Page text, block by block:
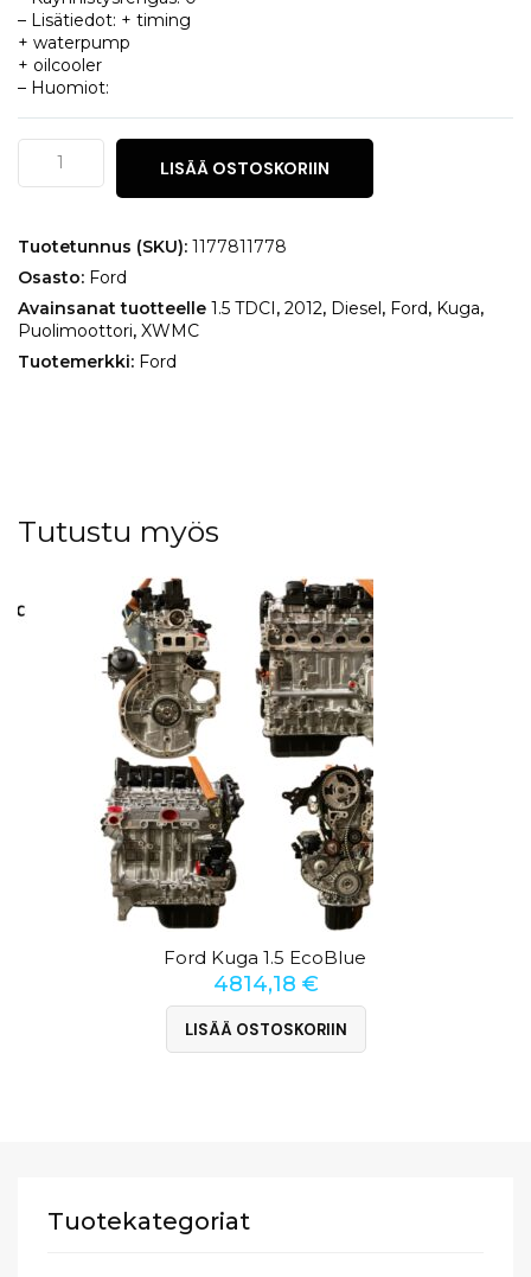
– Lisätiedot: + timing
+ waterpump
+ oilcooler
– Huomiot:
Ford
Kuga
1.5
määrä
LISÄÄ OSTOSKORIIN
Tuotetunnus (SKU): 1177811778
Osasto: Ford
Avainsanat tuotteelle 1.5 TDCI, 2012, Diesel, Ford, Kuga,
Puolimoottori, XWMC
Tuotemerkki: Ford
Tutustu myös
Ford Kuga 1.5 EcoBlue
4814,18 €
LISÄÄ OSTOSKORIIN
Tuotekategoriat